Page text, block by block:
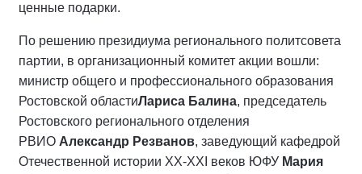
ценные подарки.
По решению президиума регионального политсовета
партии, в организационный комитет акции вошли:
министр общего и профессионального образования
Ростовской областиЛариса Балина, председатель
Ростовского регионального отделения
РВИО Александр Резванов, заведующий кафедрой
Отечественной истории XX-XXI веков ЮФУ Мария